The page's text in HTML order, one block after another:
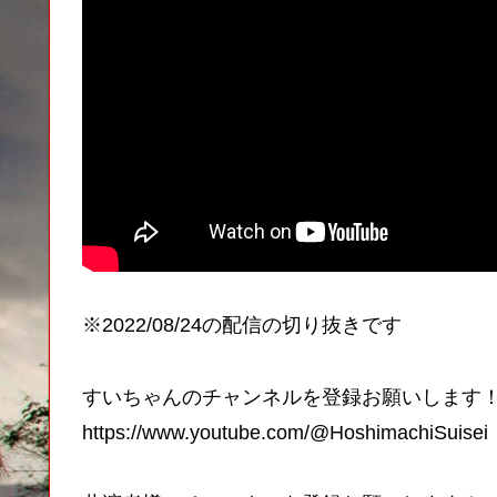
※2022/08/24の配信の切り抜きです
すいちゃんのチャンネルを登録お願いします
https://www.youtube.com/@HoshimachiSuisei